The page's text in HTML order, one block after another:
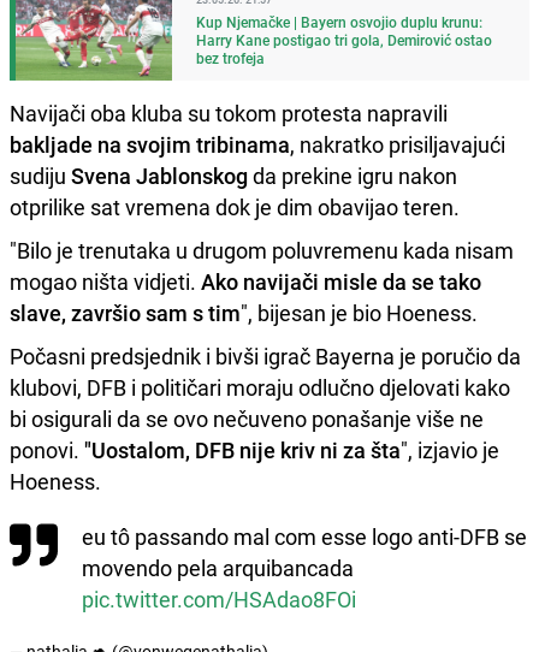
Kup Njemačke | Bayern osvojio duplu krunu:
Harry Kane postigao tri gola, Demirović ostao
bez trofeja
Navijači oba kluba su tokom protesta napravili
bakljade ​​na svojim tribinama, nakratko prisiljavajući
sudiju Svena Jablonskogda prekine igru ​​nakon
otprilike sat vremena dok je dim obavijao teren.
"Bilo je trenutaka u drugom poluvremenu kada nisam
mogao ništa vidjeti. Ako navijači misle da se tako
slave, završio sam s tim", bijesan je bio Hoeness.
Počasni predsjednik i bivši igrač Bayerna je poručio da
klubovi, DFB i političari moraju odlučno djelovati kako
bi osigurali da se ovo nečuveno ponašanje više ne
ponovi. "Uostalom, DFB nije kriv ni za šta", izjavio je
Hoeness.
eu tô passando mal com esse logo anti-DFB se
movendo pela arquibancada
pic.twitter.com/HSAdao8FOi